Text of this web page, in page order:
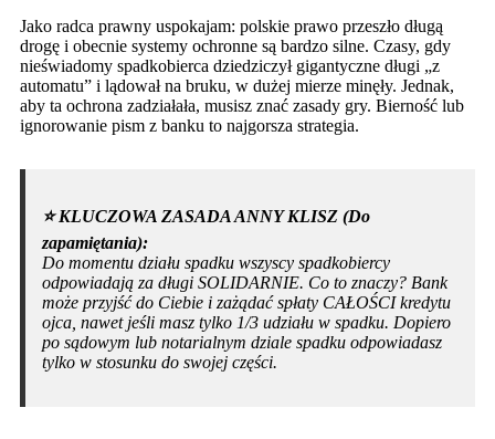
Jako radca prawny uspokajam: polskie prawo przeszło długą
drogę i obecnie systemy ochronne są bardzo silne. Czasy, gdy
nieświadomy spadkobierca dziedziczył gigantyczne długi „z
automatu” i lądował na bruku, w dużej mierze minęły. Jednak,
aby ta ochrona zadziałała, musisz znać zasady gry. Bierność lub
ignorowanie pism z banku to najgorsza strategia.
⭐️ KLUCZOWA ZASADA ANNY KLISZ (Do
zapamiętania):
Do momentu działu spadku wszyscy spadkobiercy
odpowiadają za długi SOLIDARNIE. Co to znaczy? Bank
może przyjść do Ciebie i zażądać spłaty CAŁOŚCI kredytu
ojca, nawet jeśli masz tylko 1/3 udziału w spadku. Dopiero
po sądowym lub notarialnym dziale spadku odpowiadasz
tylko w stosunku do swojej części.